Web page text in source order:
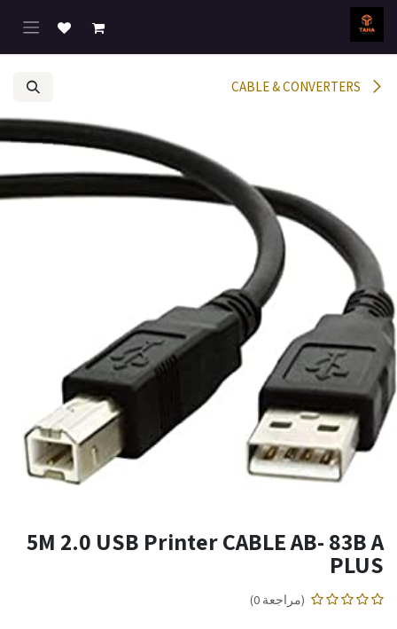
تخطي للذهاب إلى المحتوى
5M 2.0 USB Printer CABLE AB- 83B A
PLUS
(مراجعة 0)